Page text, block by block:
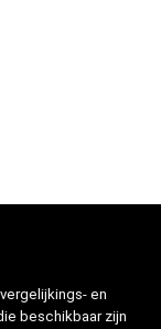
en
beschikbaar zijn